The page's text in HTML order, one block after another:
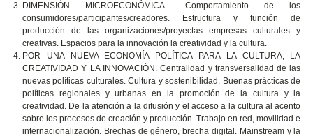
DIMENSIÓN MICROECONÓMICA.. Comportamiento de los
consumidores/participantes/creadores. Estructura y función de
producción de las organizaciones/proyectas empresas culturales y
creativas. Espacios para la innovación la creatividad y la cultura.
POR UNA NUEVA ECONOMÍA POLÍTICA PARA LA CULTURA, LA
CREATIVIDAD Y LA INNOVACIÓN. Centralidad y transversalidad de las
nuevas políticas culturales. Cultura y sostenibilidad. Buenas prácticas de
políticas regionales y urbanas en la promoción de la cultura y la
creatividad. De la atención a la difusión y el acceso a la cultura al acento
sobre los procesos de creación y producción. Trabajo en red, movilidad e
internacionalización. Brechas de género, brecha digital. Mainstream y la